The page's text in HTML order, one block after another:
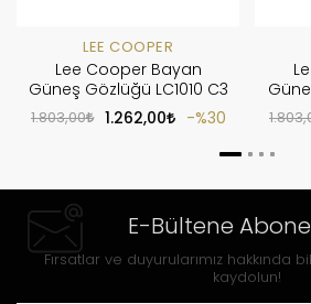
LEE COOPER
Lee Cooper Bayan
Güneş Gözlüğü LC1010 C3
1.803,00 1.262,00 %30
E-Bültene
Fırsatlar ve duyurularımız hakkında
kaydolun!